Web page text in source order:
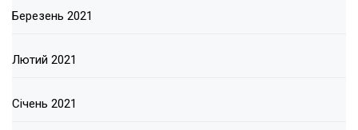
Березень 2021
Лютий 2021
Січень 2021